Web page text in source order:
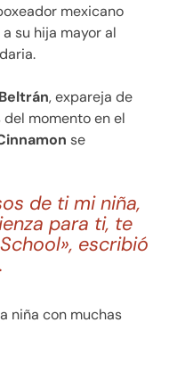
mexicano
su hija mayor al
, expareja de
momento en el
se
de ti mi niña,
para ti, te
escribió
niña con muchas